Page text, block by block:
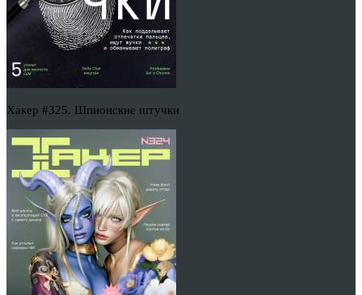
Хакер #325. Шпионские штучки